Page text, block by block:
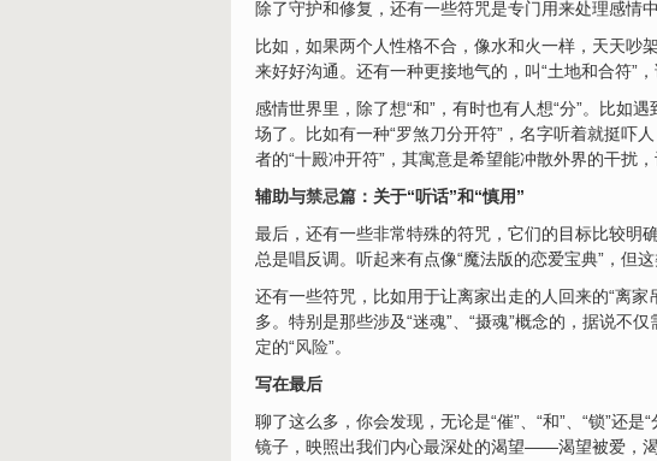
除了守护和修复，还有一些符咒是专门用来处理感情
比如，如果两个人性格不合，像水和火一样，天天吵
来好好沟通。还有一种更接地气的，叫“土地和合符”
感情世界里，除了想“和”，有时也有人想“分”。比如
场了。比如有一种“罗煞刀分开符”，名字听着就挺吓
者的“十殿冲开符”，其寓意是希望能冲散外界的干扰，
辅助与禁忌篇：关于“听话”和“慎用”
最后，还有一些非常特殊的符咒，它们的目标比较明
总是唱反调。听起来有点像“魔法版的恋爱宝典”，但
还有一些符咒，比如用于让离家出走的人回来的“离家
多。特别是那些涉及“迷魂”、“摄魂”概念的，据说不
定的“风险”。
写在最后
聊了这么多，你会发现，无论是“催”、“和”、“锁”还是
镜子，映照出我们内心最深处的渴望——渴望被爱，渴